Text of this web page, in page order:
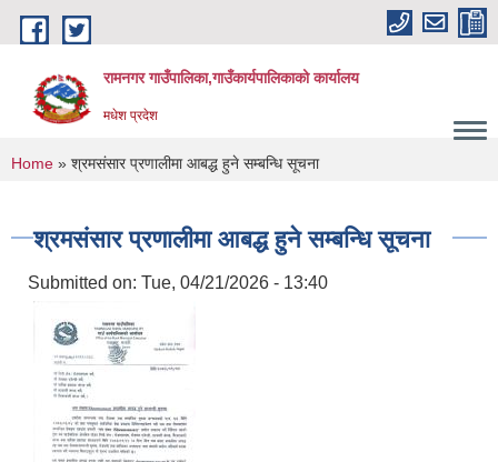
Skip to main content
रामनगर गाउँपालिका,गाउँकार्यपालिकाको कार्यालय
मधेश प्रदेश
You are here
Home » श्रमसंसार प्रणालीमा आबद्ध हुने सम्बन्धि सूचना
श्रमसंसार प्रणालीमा आबद्ध हुने सम्बन्धि सूचना
Submitted on: Tue, 04/21/2026 - 13:40